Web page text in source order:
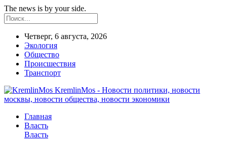
The news is by your side.
Четверг, 6 августа, 2026
Экология
Общество
Происшествия
Транспорт
KremlinMos - Новости политики, новости
москвы, новости общества, новости экономики
Главная
Власть
Власть